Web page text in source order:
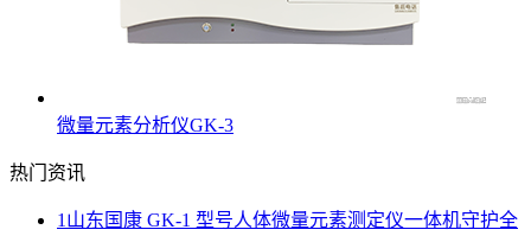
微量元素分析仪GK-3
热门资讯
1 山东国康 GK-1 型号人体微量元素测定仪一体机守护全